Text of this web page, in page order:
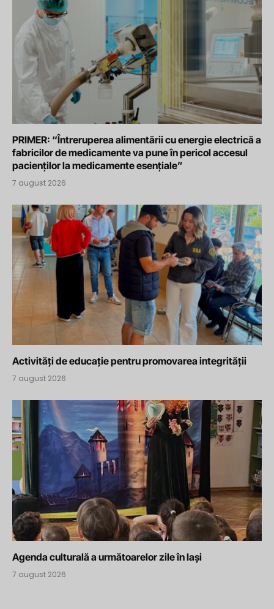
PRIMER: “Întreruperea alimentării cu energie electrică a
fabricilor de medicamente va pune în pericol accesul
pacienților la medicamente esențiale”
7 august 2026
Activități de educație pentru promovarea integrității
7 august 2026
Agenda culturală a următoarelor zile în Iași
7 august 2026